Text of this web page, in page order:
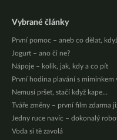
Vybrané články
První pomoc – aneb co dělat,
Jogurt – ano či ne?
Nápoje – kolik, jak, kdy a co pít
První hodina plavání s miminkem
Nemusí pršet, stačí když kape…
Tváře změny – první film zdarma
Jedny ruce navíc – dokonalý
Voda si tě zavolá